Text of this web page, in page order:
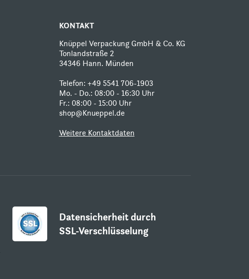
KONTAKT
Knüppel Verpackung GmbH & Co. KG
Tonlandstraße 2
34346 Hann. Münden
Telefon: +49 5541 706-1903
Mo. - Do.: 08:00 - 16:30 Uhr
Fr.: 08:00 - 15:00 Uhr
shop@Knueppel.de
Weitere Kontaktdaten
Datensicherheit durch
SSL-Verschlüsselung